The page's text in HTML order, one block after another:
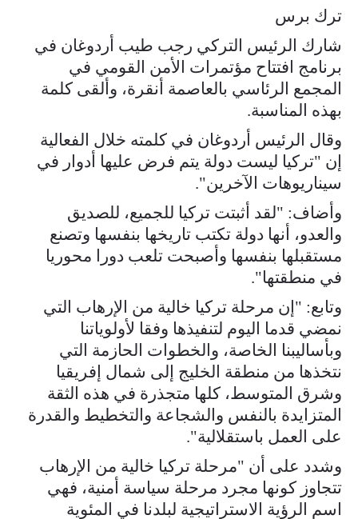
ترك برس
شارك الرئيس التركي رجب طيب أردوغان في
برنامج افتتاح مؤتمرات الأمن القومي في
المجمع الرئاسي بالعاصمة أنقرة، وألقى كلمة
بهذه المناسبة.
وقال الرئيس أردوغان في كلمته خلال الفعالية
إن "تركيا ليست دولة يتم فرض عليها أدوار في
سيناريوهات الآخرين".
وأضاف: "لقد أثبتت تركيا للجميع، للصديق
والعدو، أنها دولة تكتب تاريخها بنفسها وتصنع
مستقبلها بنفسها وأصبحت تلعب دورا محوريا
في منطقتها".
وتابع: "إن مرحلة تركيا خالية من الإرهاب التي
نمضي قدما اليوم لتنفيذها وفقا لأولوياتنا
وبأساليبنا الخاصة، والخطوات الحازمة التي
نتخذها من منطقة الخليج إلى شمال إفريقيا
وشرق المتوسط، كلها متجذرة في هذه الثقة
المتزايدة بالنفس والشجاعة والتخطيط والقدرة
على العمل باستقلالية".
وشدد على أن "مرحلة تركيا خالية من الإرهاب
تتجاوز كونها مجرد مرحلة سياسة أمنية، فهي
اسم الرؤية الاستراتيجية لبلدنا في المئوية